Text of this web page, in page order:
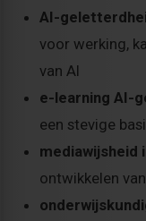
AI-
voor werking,
van AI
e-learning AI-
een stevige
mediawijsheid
ontwikkelen